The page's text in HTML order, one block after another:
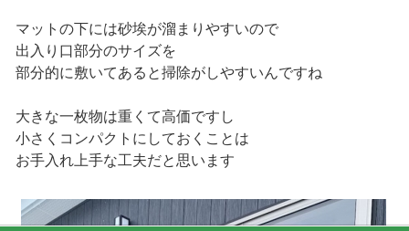
マットの下には砂埃が溜まりやすいので
出入り口部分のサイズを
部分的に敷いてあると掃除がしやすいんですね
大きな一枚物は重くて高価ですし
小さくコンパクトにしておくことは
お手入れ上手な工夫だと思います